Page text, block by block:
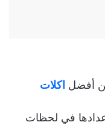
أفضل اكلات
في لحظات